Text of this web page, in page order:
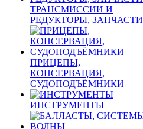
ТРАНСМИССИИ И
РЕДУКТОРЫ, ЗАПЧАСТИ
ПРИЦЕПЫ,
КОНСЕРВАЦИЯ,
СУДОПОДЪЁМНИКИ
ИНСТРУМЕНТЫ